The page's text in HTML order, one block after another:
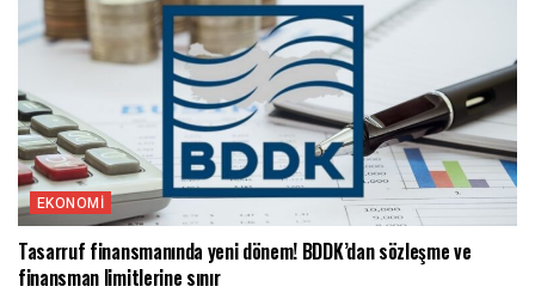
EKONOMI
Tasarruf finansmanında yeni dönem! BDDK’dan sözleşme ve
finansman limitlerine sınır